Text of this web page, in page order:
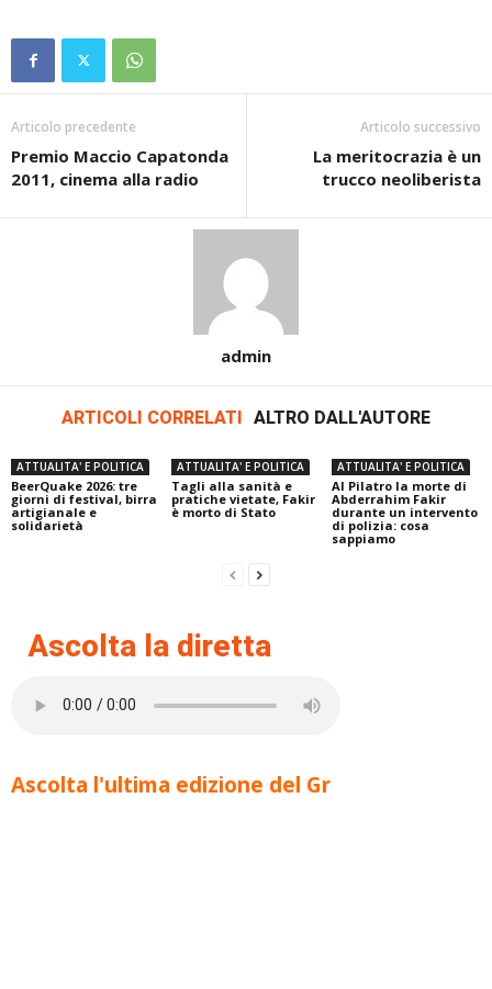
Articolo precedente
Premio Maccio Capatonda
2011, cinema alla radio
Articolo successivo
La meritocrazia è un
trucco neoliberista
admin
ARTICOLI CORRELATI ALTRO DALL'AUTORE
ATTUALITA' E POLITICA
BeerQuake 2026: tre
giorni di festival, birra
artigianale e
solidarietà
ATTUALITA' E POLITICA
Tagli alla sanità e
pratiche vietate, Fakir
è morto di Stato
ATTUALITA' E POLITICA
Al Pilatro la morte di
Abderrahim Fakir
durante un intervento
di polizia: cosa
sappiamo
Ascolta la diretta
Ascolta l'ultima edizione del Gr